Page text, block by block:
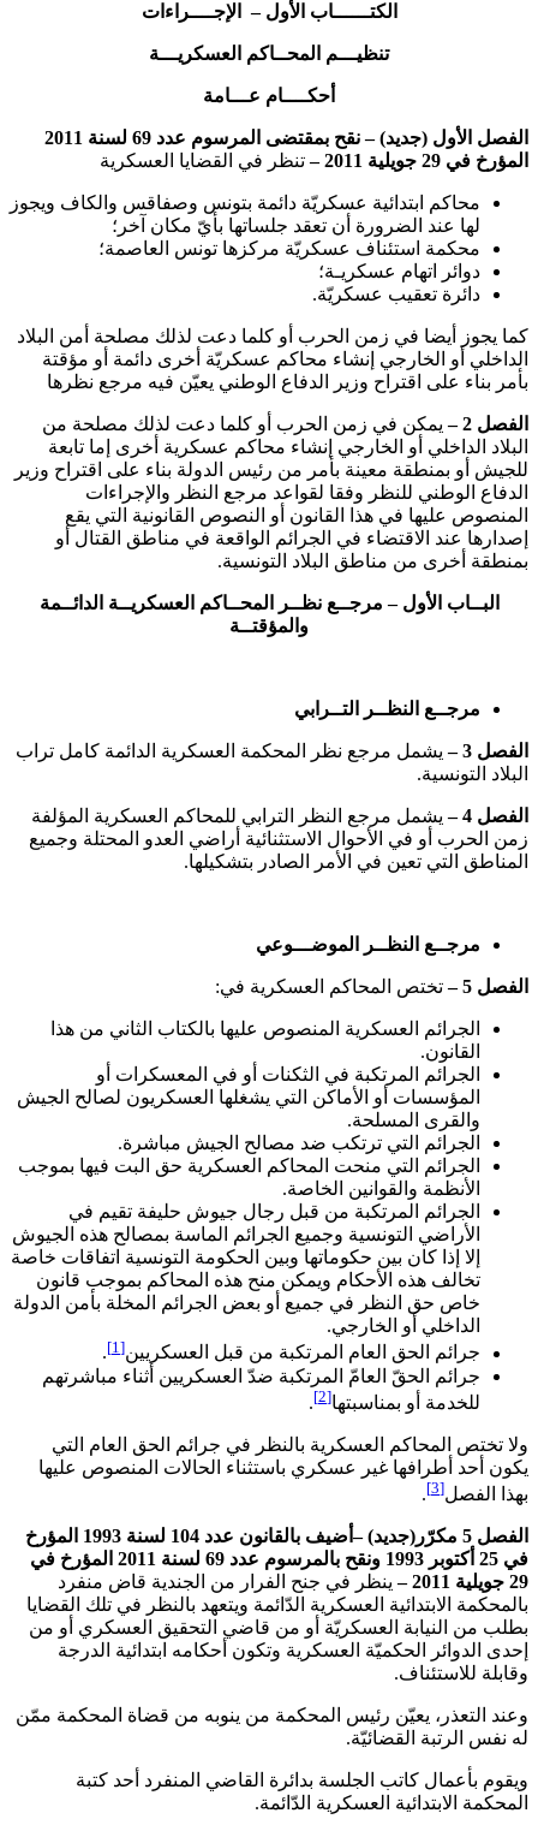
الكتــــــاب الأول – الإجــــراءات
تنظيـــم المحــاكم العسكريـــة
أحكــــام عـــامة
الفصل الأول (جديد) – نقح بمقتضى المرسوم عدد 69 لسنة 2011
المؤرخ في 29 جويلية 2011 –
تنظر في القضايا العسكرية
محاكم ابتدائية عسكريّة دائمة بتونس وصفاقس والكاف ويجوز
لها عند الضرورة أن تعقد جلساتها بأيّ مكان آخر؛
محكمة استئناف عسكريّة مركزها تونس العاصمة؛
دوائر اتهام عسكريـة؛
دائرة تعقيب عسكريّة.
كما يجوز أيضا في زمن الحرب أو كلما دعت لذلك مصلحة أمن البلاد
الداخلي أو الخارجي إنشاء محاكم عسكريّة أخرى دائمة أو مؤقتة
بأمر بناء على اقتراح وزير الدفاع الوطني يعيّن فيه مرجع نظرها
الفصل 2 –
يمكن في زمن الحرب أو كلما دعت لذلك مصلحة من
البلاد الداخلي أو الخارجي إنشاء محاكم عسكرية أخرى إما تابعة
للجيش أو بمنطقة معينة بأمر من رئيس الدولة بناء على اقتراح وزير
الدفاع الوطني للنظر وفقا لقواعد مرجع النظر والإجراءات
المنصوص عليها في هذا القانون أو النصوص القانونية التي يقع
إصدارها عند الاقتضاء في الجرائم الواقعة في مناطق القتال أو
بمنطقة أخرى من مناطق البلاد التونسية.
البــاب الأول – مرجــع نظــر المحــاكم العسكريــة الدائــمة
والمؤقتــة
مرجــع النظــر التــرابي
الفصل 3 –
يشمل مرجع نظر المحكمة العسكرية الدائمة كامل تراب
البلاد التونسية.
الفصل 4 –
يشمل مرجع النظر الترابي للمحاكم العسكرية المؤلفة
زمن الحرب أو في الأحوال الاستثنائية أراضي العدو المحتلة وجميع
المناطق التي تعين في الأمر الصادر بتشكيلها.
مرجــع النظــر الموضـــوعي
الفصل 5 – تختص المحاكم العسكرية في:
الجرائم العسكرية المنصوص عليها بالكتاب الثاني من هذا
القانون.
الجرائم المرتكبة في الثكنات أو في المعسكرات أو
المؤسسات أو الأماكن التي يشغلها العسكريون لصالح الجيش
والقرى المسلحة.
الجرائم التي ترتكب ضد مصالح الجيش مباشرة.
الجرائم التي منحت المحاكم العسكرية حق البت فيها بموجب
الأنظمة والقوانين الخاصة.
الجرائم المرتكبة من قبل رجال جيوش حليفة تقيم في
الأراضي التونسية وجميع الجرائم الماسة بمصالح هذه الجيوش
إلا إذا كان بين حكوماتها وبين الحكومة التونسية اتفاقات خاصة
تخالف هذه الأحكام ويمكن منح هذه المحاكم بموجب قانون
خاص حق النظر في جميع أو بعض الجرائم المخلة بأمن الدولة
الداخلي أو الخارجي.
جرائم الحق العام المرتكبة من قبل العسكريين[1]
.
جرائم الحقّ العامّ المرتكبة ضدّ العسكريين أثناء مباشرتهم
للخدمة أو بمناسبتها[2]
.
ولا تختص المحاكم العسكرية بالنظر في جرائم الحق العام التي
يكون أحد أطرافها غير عسكري باستثناء الحالات المنصوص عليها
بهذا الفصل[3]
.
الفصل 5 مكرّر(جديد) –أضيف بالقانون عدد 104 لسنة 1993 المؤرخ
في 25 أكتوبر 1993 ونقح بالمرسوم عدد 69 لسنة 2011 المؤرخ في
29 جويلية 2011 –
ينظر في جنح الفرار من الجندية قاض منفرد
بالمحكمة الابتدائية العسكرية الدّائمة ويتعهد بالنظر في تلك القضايا
بطلب من النيابة العسكريّة أو من قاضي التحقيق العسكري أو من
إحدى الدوائر الحكميّة العسكرية وتكون أحكامه ابتدائية الدرجة
وقابلة للاستئناف.
وعند التعذر، يعيّن رئيس المحكمة من ينوبه من قضاة المحكمة ممّن
له نفس الرتبة القضائيّة.
ويقوم بأعمال كاتب الجلسة بدائرة القاضي المنفرد أحد كتبة
المحكمة الابتدائية العسكرية الدّائمة.